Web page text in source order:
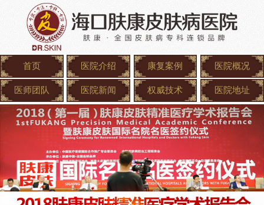
首页 医院介绍 康复案例 医院概况
医师团队 医院新闻 权威技术 医院地址